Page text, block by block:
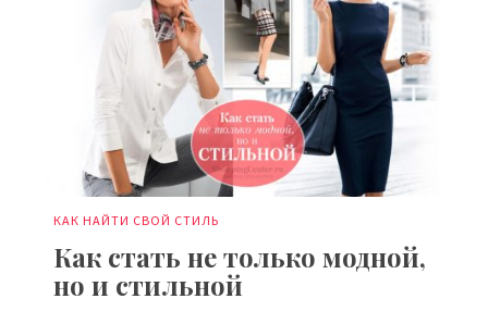
КАК НАЙТИ СВОЙ СТИЛЬ
Как стать не только модной,
но и стильной